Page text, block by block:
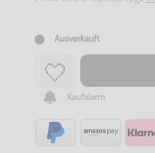
Ausverkauft
Kaufalarm